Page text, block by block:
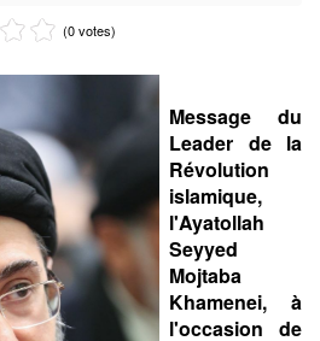
(0 votes)
Message du
Leader de la
Révolution
islamique,
l'Ayatollah
Seyyed
Mojtaba
Khamenei, à
l'occasion de